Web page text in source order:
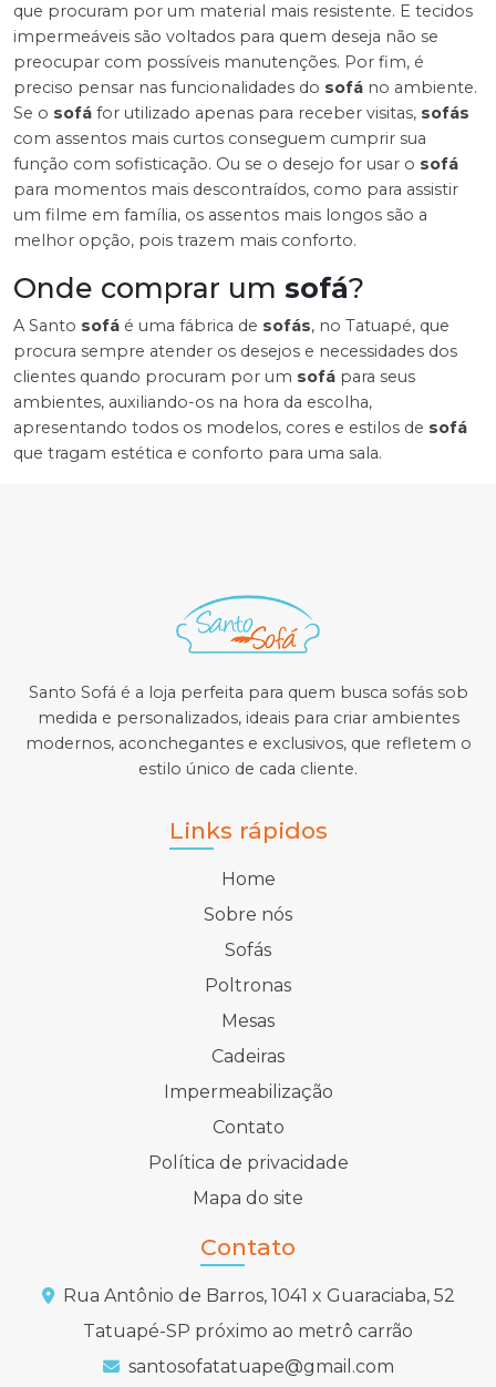
que procuram por um material mais resistente. E tecidos
impermeáveis são voltados para quem deseja não se
preocupar com possíveis manutenções. Por fim, é
preciso pensar nas funcionalidades do sofá no ambiente.
Se o sofá for utilizado apenas para receber visitas, sofás
com assentos mais curtos conseguem cumprir sua
função com sofisticação. Ou se o desejo for usar o sofá
para momentos mais descontraídos, como para assistir
um filme em família, os assentos mais longos são a
melhor opção, pois trazem mais conforto.
Onde comprar um sofá?
A Santo sofá é uma fábrica de sofás, no Tatuapé, que
procura sempre atender os desejos e necessidades dos
clientes quando procuram por um sofá para seus
ambientes, auxiliando-os na hora da escolha,
apresentando todos os modelos, cores e estilos de sofá
que tragam estética e conforto para uma sala.
Santo Sofá é a loja perfeita para quem busca sofás sob
medida e personalizados, ideais para criar ambientes
modernos, aconchegantes e exclusivos, que refletem o
estilo único de cada cliente.
Links rápidos
Home
Sobre nós
Sofás
Poltronas
Mesas
Cadeiras
Impermeabilização
Contato
Política de privacidade
Mapa do site
Contato
Rua Antônio de Barros, 1041 x Guaraciaba, 52
Tatuapé-SP próximo ao metrô carrão
santosofatatuape@gmail.com